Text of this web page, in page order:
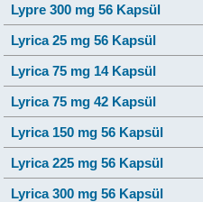
Lypre 300 mg 56 Kapsül
Lyrica 25 mg 56 Kapsül
Lyrica 75 mg 14 Kapsül
Lyrica 75 mg 42 Kapsül
Lyrica 150 mg 56 Kapsül
Lyrica 225 mg 56 Kapsül
Lyrica 300 mg 56 Kapsül